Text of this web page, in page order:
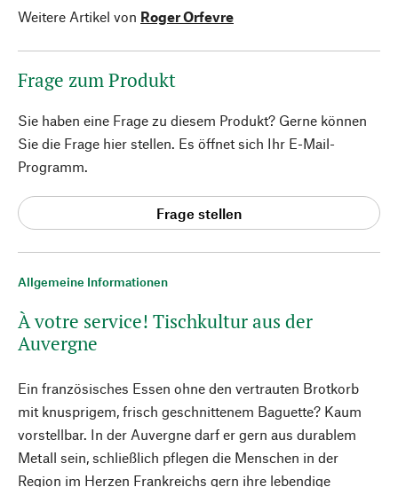
Allgemeine Informationen
À votre service! Tischkultur aus der
Auvergne
Ein französisches Essen ohne den vertrauten Brotkorb
mit knusprigem, frisch geschnittenem Baguette? Kaum
vorstellbar. In der Auvergne darf er gern aus durablem
Metall sein, schließlich pflegen die Menschen in der
Region im Herzen Frankreichs gern ihre lebendige
Weitere Artikel von Roger Orfevre
Frage zum Produkt
Sie haben eine Frage zu diesem Produkt? Gerne können
Sie die Frage hier stellen. Es öffnet sich Ihr E-Mail-
Programm.
Frage stellen